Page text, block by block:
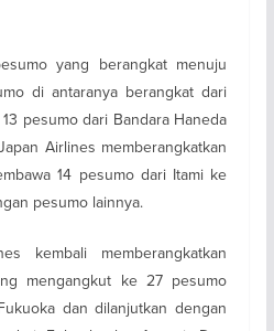
yang berangkat menuju
di antaranya berangkat dari
pesumo dari Bandara Haneda
Airlines memberangkatkan
14 pesumo dari Itami ke
pesumo lainnya.
kembali memberangkatkan
mengangkut ke 27 pesumo
dan dilanjutkan dengan